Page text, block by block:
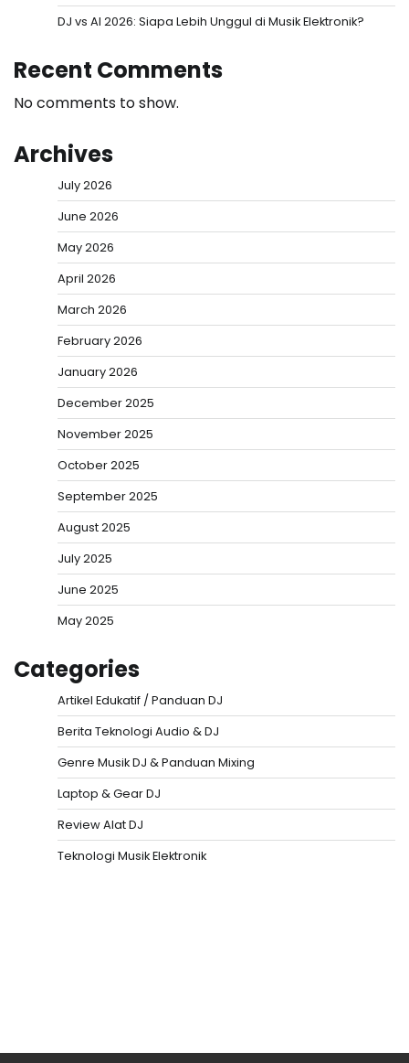
DJ vs AI 2026: Siapa Lebih Unggul di Musik Elektronik?
Recent Comments
No comments to show.
Archives
July 2026
June 2026
May 2026
April 2026
March 2026
February 2026
January 2026
December 2025
November 2025
October 2025
September 2025
August 2025
July 2025
June 2025
May 2025
Categories
Artikel Edukatif / Panduan DJ
Berita Teknologi Audio & DJ
Genre Musik DJ & Panduan Mixing
Laptop & Gear DJ
Review Alat DJ
Teknologi Musik Elektronik